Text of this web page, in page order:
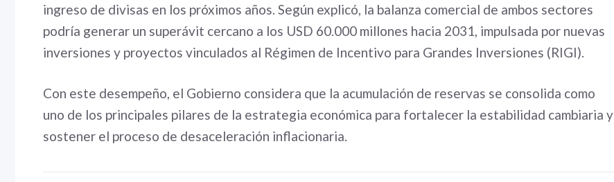
ingreso de divisas en los próximos años. Según explicó, la balanza comercial de ambos sectores
podría generar un superávit cercano a los USD 60.000 millones hacia 2031, impulsada por nuevas
inversiones y proyectos vinculados al Régimen de Incentivo para Grandes Inversiones (RIGI).
Con este desempeño, el Gobierno considera que la acumulación de reservas se consolida como
uno de los principales pilares de la estrategia económica para fortalecer la estabilidad cambiaria y
sostener el proceso de desaceleración inflacionaria.